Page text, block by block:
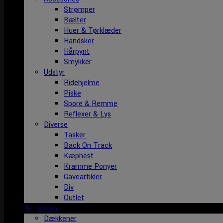
Strømper
Bælter
Huer & Tørklæder
Handsker
Hårpynt
Smykker
Udstyr
Ridehjelme
Piske
Spore & Remme
Reflexer & Lys
Diverse
Tasker
Back On Track
Kæphest
Kramme Ponyer
Gaveartikler
Div
Outlet
Til Hesten
Dækkener